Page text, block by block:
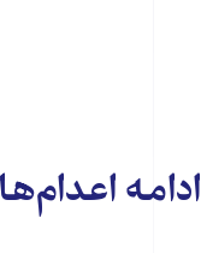
ادامه